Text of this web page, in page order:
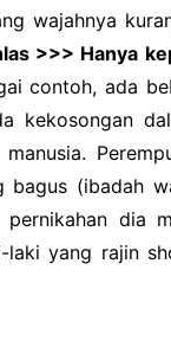
wajahnya
>>> Hanya
contoh, ada
kekosongan
bagus (ibadah
dia
yang rajin